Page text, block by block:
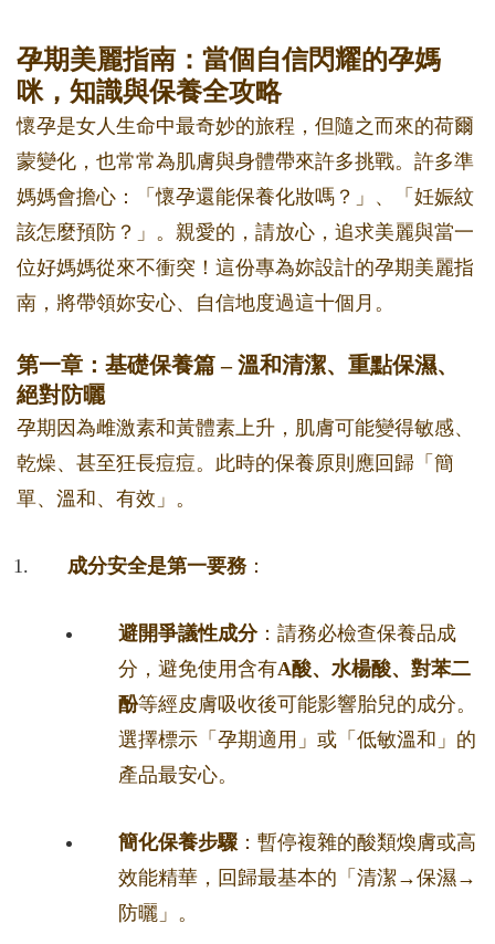
孕期美麗指南：當個自信閃耀的孕媽
咪，知識與保養全攻略
懷孕是女人生命中最奇妙的旅程，但隨之而來的荷爾
蒙變化，也常常為肌膚與身體帶來許多挑戰。許多準
媽媽會擔心：「懷孕還能保養化妝嗎？」、「妊娠紋
該怎麼預防？」。親愛的，請放心，追求美麗與當一
位好媽媽從來不衝突！這份專為妳設計的孕期美麗指
南，將帶領妳安心、自信地度過這十個月。
第一章：基礎保養篇 – 溫和清潔、重點保濕、
絕對防曬
孕期因為雌激素和黃體素上升，肌膚可能變得敏感、
乾燥、甚至狂長痘痘。此時的保養原則應回歸「簡
單、溫和、有效」。
成分安全是第一要務：
避開爭議性成分：請務必檢查保養品成
分，避免使用含有A酸、水楊酸、對苯二
酚等經皮膚吸收後可能影響胎兒的成分。
選擇標示「孕期適用」或「低敏溫和」的
產品最安心。
簡化保養步驟 ：暫停複雜的酸類煥膚或高
效能精華，回歸最基本的「清潔→保濕→
防曬」。